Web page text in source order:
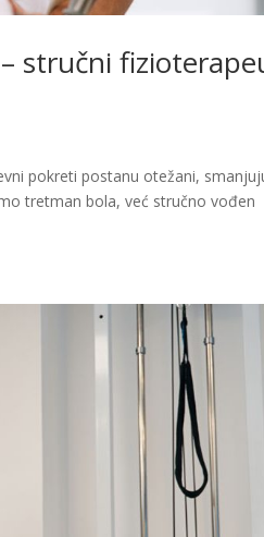
stručni
pokreti postanu otežani,
tretman bola, već stručno vođen